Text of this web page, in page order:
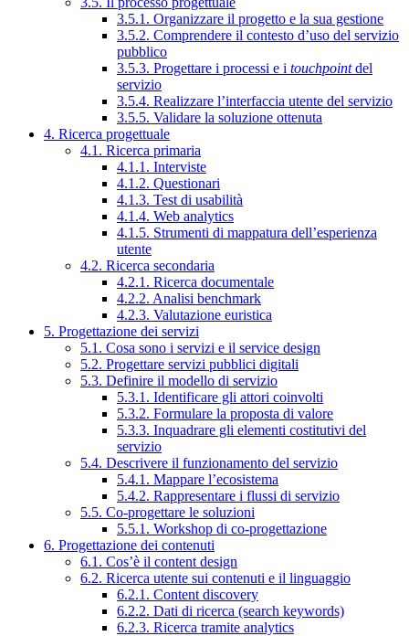
3.5.1. Organizzare il progetto e la sua gestione
3.5.2. Comprendere il contesto d’uso del servizio
pubblico
3.5.3. Progettare i processi e i touchpointdel
servizio
3.5.4. Realizzare l’interfaccia utente del servizio
3.5.5. Validare la soluzione ottenuta
4. Ricerca progettuale
4.1. Ricerca primaria
4.1.1. Interviste
4.1.2. Questionari
4.1.3. Test di usabilità
4.1.4. Web analytics
4.1.5. Strumenti di mappatura dell’esperienza
utente
4.2. Ricerca secondaria
4.2.1. Ricerca documentale
4.2.2. Analisi benchmark
4.2.3. Valutazione euristica
5. Progettazione dei servizi
5.1. Cosa sono i servizi e il service design
5.2. Progettare servizi pubblici digitali
5.3. Definire il modello di servizio
5.3.1. Identificare gli attori coinvolti
5.3.2. Formulare la proposta di valore
5.3.3. Inquadrare gli elementi costitutivi del
servizio
5.4. Descrivere il funzionamento del servizio
5.4.1. Mappare l’ecosistema
5.4.2. Rappresentare i flussi di servizio
5.5. Co-progettare le soluzioni
5.5.1. Workshop di co-progettazione
6. Progettazione dei contenuti
6.1. Cos’è il content design
6.2. Ricerca utente sui contenuti e il linguaggio
6.2.1. Content discovery
6.2.2. Dati di ricerca (search keywords)
6.2.3. Ricerca tramite analytics